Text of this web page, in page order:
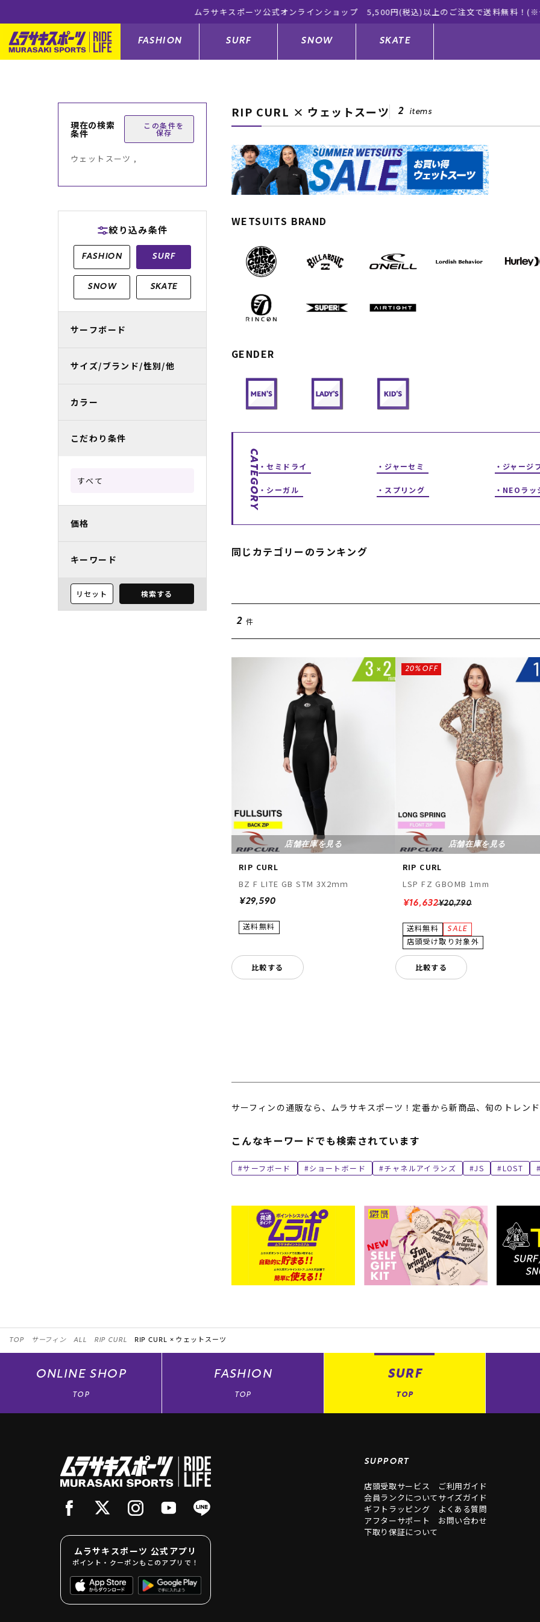
ムラサキスポーツ公式オンラインショップ 新作続々入荷
FASHION
アウター/ジャケット トップス
シューズ サンダル
バッグ
メンズ水着 メンズラッシュガード
レディースラッシュガード レディースフィットネス
SURF
サーフボード ウェットスーツ
サーフボードメンテナンスグッズ キッズサーフィン
ボディーボード
GO ボディーボード 中古/アウトレット サーフボード
SNOW
スノーボード板 バインディング
スノーボードセット スノーボードウェア
スノーボードゴーグル
キッズスノーボードセット スノーボードグッズ
スノーボード レンタル リフト電子チケット
中古/アウトレット スノーウェア
SNOW TOP
SKATE
スケートボード キッズスケートボード
スケートボードグッズ
スケートボードメンテナンスグッ
ズ
GO スケートセット
RIP CURL × ウェットスーツ 2 items
WETSUITS BRAND
GENDER
CATEGORY セミドライ ジャーセミ ジャージ
シーガル スプリング NEOラッ
同じカテゴリーのランキング
2 件
店舗在庫を見る
RIP CURL
BZ F LITE GB STM 3X2ｍｍ
¥29,590
比較する
店舗在庫を見る
RIP CURL
LSP FZ GBOMB 1mm
¥20,790
20%OFF
¥16,632
比較する
サーフィンの通販なら、ムラサキスポーツ！定番から新商品、旬のトレン
こんなキーワードでも検索されています
サーフボード ショートボード チャネルアイランズ JS LOST
現在の検索
条件
この条件を
保存
ウェットスーツ ,
絞り込み条件
FASHION SURF
SNOW SKATE
サーフボード
サイズ/ブランド/性別/他
カラー
こだわり条件
すべて
価格
キーワード
リセット 検索する
TOP サーフィン ALL RIP CURL RIP CURL × ウェットスーツ
ONLINE SHOP
TOP
FASHION
TOP
SURF
TOP
ムラサキスポーツ 公式アプリ
ポイント・クーポンもこのアプリで！
SUPPORT
店頭受取サービス
会員ランクについて
ギフトラッピング
アフターサポート
下取り保証について
ご利用ガイド
サイズガイド
よくある質問
お問い合わせ